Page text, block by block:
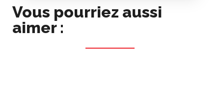
Vous pourriez aussi
aimer :